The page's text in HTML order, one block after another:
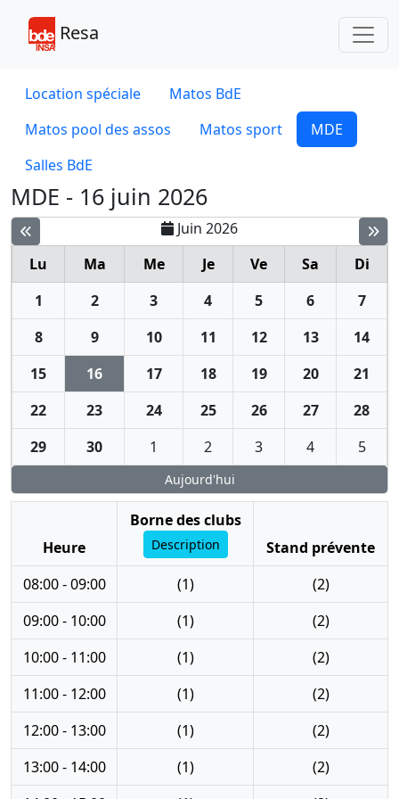
Resa
Location spéciale
Matos BdE
Matos pool des assos
Matos sport
MDE
Salles BdE
MDE - 16 juin 2026
Juin 2026
Lu
Ma Me Je Ve Sa
Di
1
2 3 4 5 6
7
8
9 10 11 12 13
14
15
16 17 18 19 20
21
22
23 24 25 26 27
28
29
30 1 2 3 4 5
Aujourd'hui
Heure
Borne des clubs
Description
Stand prévente
08:00 - 09:00
(1)
(2)
09:00 - 10:00
(1)
(2)
10:00 - 11:00
(1)
(2)
11:00 - 12:00
(1)
(2)
12:00 - 13:00
(1)
(2)
13:00 - 14:00
(1)
(2)